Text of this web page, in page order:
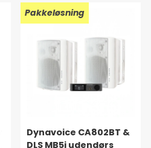
Pakkeløsning
Dynavoice CA802BT &
DLS MB5i udendørs